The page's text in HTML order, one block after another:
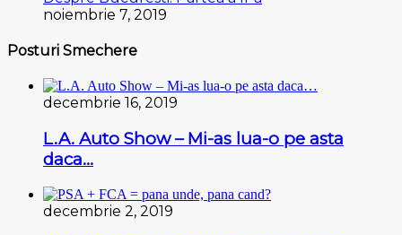
noiembrie 7, 2019
Posturi Smechere
decembrie 16, 2019
L.A. Auto Show – Mi-as lua-o pe asta
daca…
decembrie 2, 2019